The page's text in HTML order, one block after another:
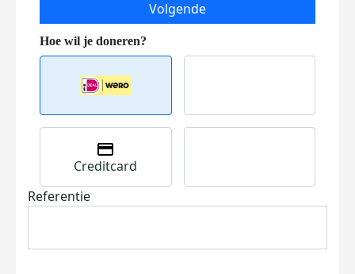
Volgende
Creditcard
Referentie